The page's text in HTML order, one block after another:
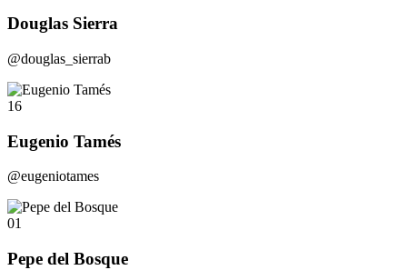
Douglas Sierra
@douglas_sierrab
16
Eugenio Tamés
@eugeniotames
01
Pepe del Bosque